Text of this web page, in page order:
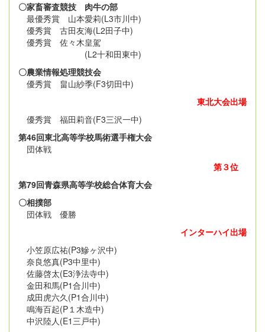
〇家畜審査競技 肉牛の部
最優秀賞 山本愛莉(L3市川中)
優秀賞 古田友海(L2田子中)
優秀賞 佐々木皇駕
(L2十和田東中)
〇農業情報処理競技会
優秀賞 畠山紗季(F3切田中)
東北大会出場
優秀賞 福田莉音(F3三沢一中)
第46回東北高等学校馬術選手権大会
団体戦
第３位
第79回青森県高等学校総合体育大会
〇相撲部
団体戦 優勝
インターハイ出場
小笠原広祐(P3鰺ヶ沢中)
奈良悠真(P3中里中)
佐藤啓太(E3浄法寺中)
金田和馬(P1合川中)
成田虎六久(P1合川中)
鳴海百起(P１木造中)
中沢陸人(E1三戸中)